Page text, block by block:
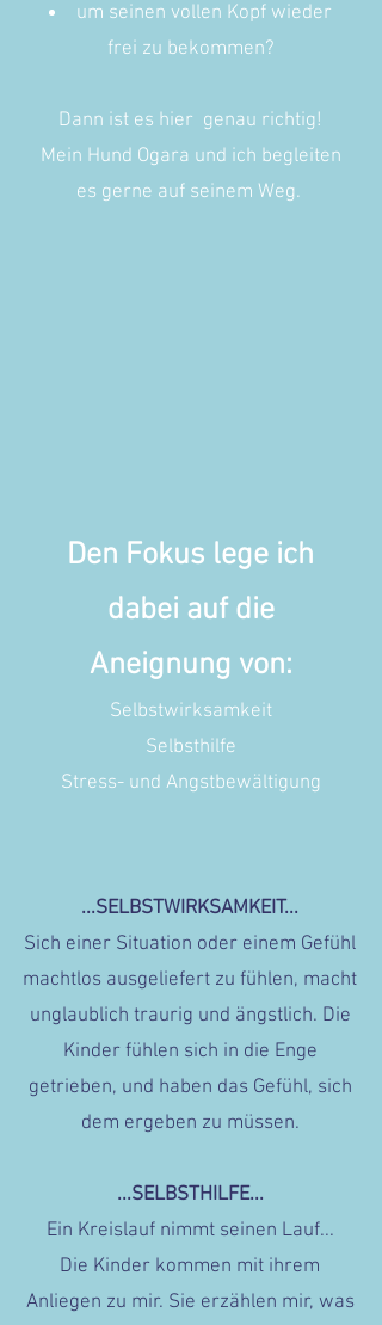
um seinen vollen Kopf wieder
frei zu bekommen?
Dann ist es hier genau richtig!
Mein Hund Ogara und ich begleiten
es gerne auf seinem Weg.
Den Fokus lege ich
dabei auf die
Aneignung von:
Selbstwirksamkeit
Selbsthilfe
Stress- und Angstbewältigung
...SELBSTWIRKSAMKEIT...
Sich einer Situation oder einem Gefühl
machtlos ausgeliefert zu fühlen, macht
unglaublich traurig und ängstlich. Die
Kinder fühlen sich in die Enge
getrieben, und haben das Gefühl, sich
dem ergeben zu müssen.
...SELBSTHILFE...
Ein Kreislauf nimmt seinen Lauf...
​Die Kinder kommen mit ihrem
Anliegen zu mir. Sie erzählen mir, was